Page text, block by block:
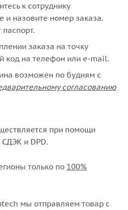
к сотруднику
и назовите номер заказа.
паспорт.
заказа на точку
код на телефон или e-mail.
возможен по будням с
согласованию
при помощи
и DPD.
только по 100%
мы отправляем товар с